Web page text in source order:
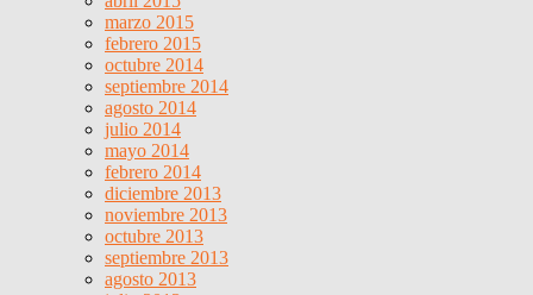
marzo 2015
febrero 2015
octubre 2014
septiembre 2014
agosto 2014
julio 2014
mayo 2014
febrero 2014
diciembre 2013
noviembre 2013
octubre 2013
septiembre 2013
agosto 2013